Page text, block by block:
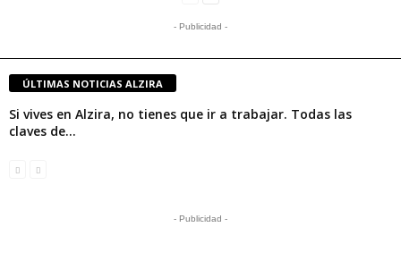
- Publicidad -
ÚLTIMAS NOTICIAS ALZIRA
Si vives en Alzira, no tienes que ir a trabajar. Todas las
claves de...
- Publicidad -